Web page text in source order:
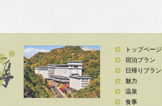
トップページ
宿泊プラン
日帰りプラン
魅力
温泉
食事